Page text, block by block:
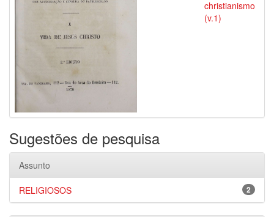
christianismo
(v.1)
Sugestões de pesquisa
Assunto
2
RELIGIOSOS